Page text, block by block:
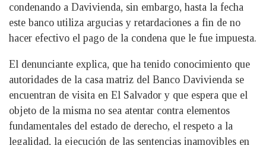
condenando a Davivienda, sin embargo, hasta la fecha
este banco utiliza argucias y retardaciones a fin de no
hacer efectivo el pago de la condena que le fue impuesta.
El denunciante explica, que ha tenido conocimiento que
autoridades de la casa matriz del Banco Davivienda se
encuentran de visita en El Salvador y que espera que el
objeto de la misma no sea atentar contra elementos
fundamentales del estado de derecho, el respeto a la
legalidad, la ejecución de las sentencias inamovibles en